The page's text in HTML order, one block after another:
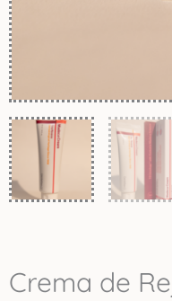
Crema de